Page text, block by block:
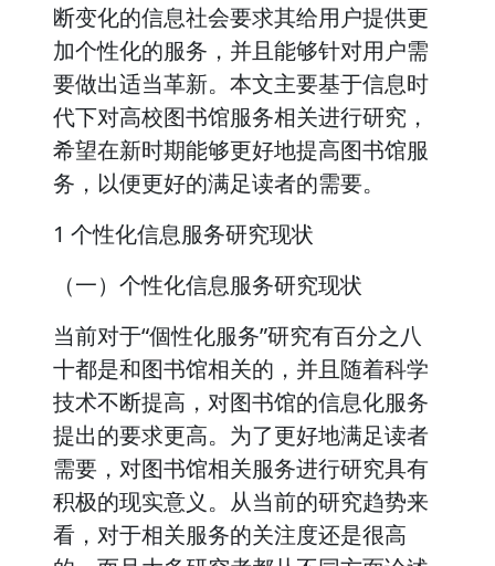
断变化的信息社会要求其给用户提供更
加个性化的服务，并且能够针对用户需
要做出适当革新。本文主要基于信息时
代下对高校图书馆服务相关进行研究，
希望在新时期能够更好地提高图书馆服
务，以便更好的满足读者的需要。
1 个性化信息服务研究现状
（一）个性化信息服务研究现状
当前对于“個性化服务”研究有百分之八
十都是和图书馆相关的，并且随着科学
技术不断提高，对图书馆的信息化服务
提出的要求更高。为了更好地满足读者
需要，对图书馆相关服务进行研究具有
积极的现实意义。从当前的研究趋势来
看，对于相关服务的关注度还是很高